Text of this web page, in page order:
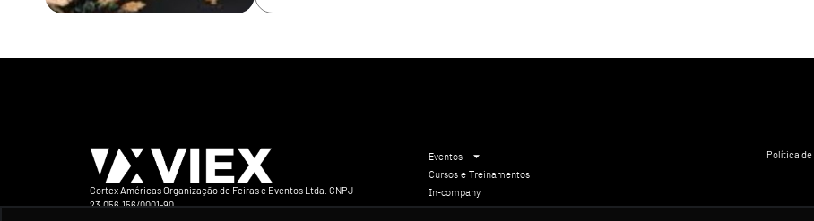
Cortex Américas Organização de Feiras e Eventos Ltda. CNPJ
23.056.156/0001-90
Eventos
Cursos e Treinamentos
In-company
Política